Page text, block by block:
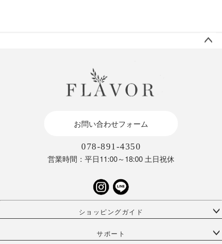
お問い合わせフォーム
078-891-4350
営業時間：平日11:00～18:00 土日祝休
ショッピングガイド
サポート